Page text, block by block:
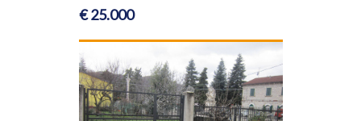
€ 25.000